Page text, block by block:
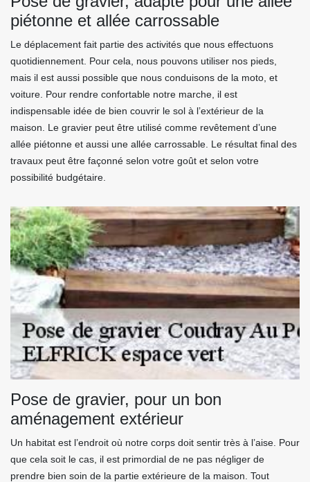
piétonne et allée carrossable
Le déplacement fait partie des activités que nous effectuons
quotidiennement. Pour cela, nous pouvons utiliser nos pieds,
mais il est aussi possible que nous conduisons de la moto, et
voiture. Pour rendre confortable notre marche, il est
indispensable idée de bien couvrir le sol à l’extérieur de la
maison. Le gravier peut être utilisé comme revêtement d’une
allée piétonne et aussi une allée carrossable. Le résultat final des
travaux peut être façonné selon votre goût et selon votre
possibilité budgétaire.
Pose de gravier, pour un bon
aménagement extérieur
Un habitat est l’endroit où notre corps doit sentir très à l’aise. Pour
que cela soit le cas, il est primordial de ne pas négliger de
prendre bien soin de la partie extérieure de la maison. Tout